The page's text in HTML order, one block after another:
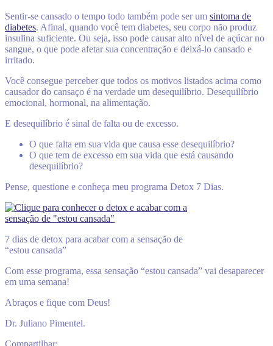
Sentir-se cansado o tempo todo também pode ser um sintoma de
diabetes. Afinal, quando você tem diabetes, seu corpo não produz
insulina suficiente. Ou seja, isso pode causar alto nível de açúcar no
sangue, o que pode afetar sua concentração e deixá-lo cansado e
irritado.
Você consegue perceber que todos os motivos listados acima como
causador do cansaço é na verdade um desequilíbrio. Desequilíbrio
emocional, hormonal, na alimentação.
E desequilíbrio é sinal de falta ou de excesso.
O que falta em sua vida que causa esse desequilíbrio?
O que tem de excesso em sua vida que está causando
desequilíbrio?
Pense, questione e conheça meu programa Detox 7 Dias.
7 dias de detox para acabar com a sensação de
“estou cansada”
Com esse programa, essa sensação “estou cansada” vai desaparecer
em uma semana!
Abraços e fique com Deus!
Dr. Juliano Pimentel.
Compartilhar: